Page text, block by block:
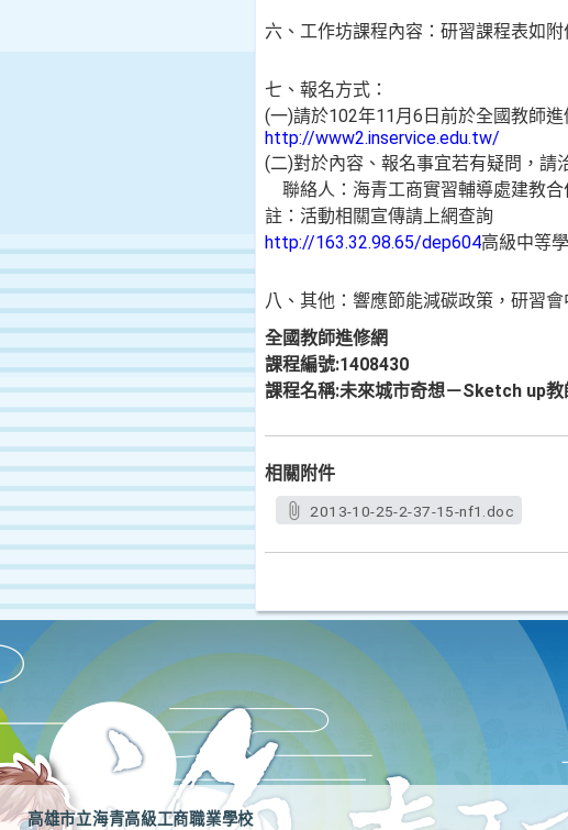
六、工作坊課程內容：研習課程表如附
七、報名方式：
(一)請於102年11月6日前於全國教師
http://www2.inservice.edu.tw/
(二)對於內容、報名事宜若有疑問，請
聯絡人：海青工商實習輔導處建教合
註：活動相關宣傳請上網查詢
http://163.32.98.65/dep604高級中等
八、其他：響應節能減碳政策，研習
全國教師進修網
課程編號:1408430
課程名稱:未來城市奇想－Sketch up教
相關附件
2013-10-25-2-37-15-nf1.doc
高雄市立海青高級工商職業學校